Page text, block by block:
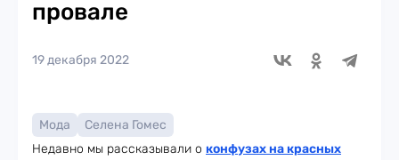
провале
19 декабря 2022
Мода
Селена Гомес
Недавно мы рассказывали о конфузах на красных